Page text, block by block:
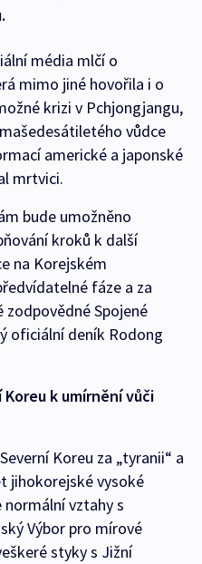
média mlčí o
mimo jiné hovořila i o
krizi v Pchjongjangu,
vůdce
americké a japonské
mrtvici.
bude umožněno
kroků k další
na Korejském
fáze a za
zodpovědné Spojené
oficiální deník Rodong
k umírnění vůči
Koreu za „tyranii“ a
jihokorejské vysoké
vztahy s
Výbor pro mírové
styky s Jižní